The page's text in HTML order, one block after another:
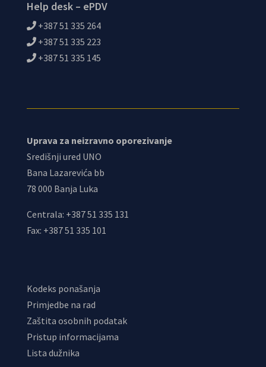
Help desk – ePDV
+387 51 335 264
+387 51 335 223
+387 51 335 145
Uprava za neizravno oporezivanje
Središnji ured UNO
Bana Lazarevića bb
78 000 Banja Luka
Centrala: +387 51 335 131
Fax: +387 51 335 101
Kodeks ponašanja
Primjedbe na rad
Zaštita osobnih podatak
Pristup informacijama
Lista dužnika